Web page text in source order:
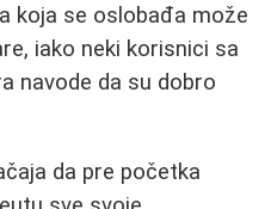
koja se oslobađa može
iako neki korisnici sa
navode da su dobro
da pre početka